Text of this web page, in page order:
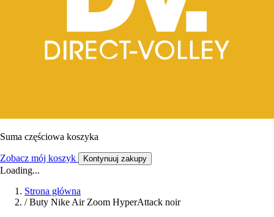
Suma częściowa koszyka
Zobacz mój koszyk Kontynuuj zakupy
Loading...
Strona główna
/ Buty Nike Air Zoom HyperAttack noir